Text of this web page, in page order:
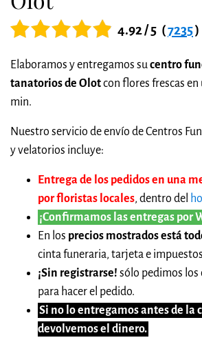
4.92 / 5 (7235)
Elaboramos y entregamos sucentro
tanatorios de Olotcon flores frescas en
min.
Nuestro servicio de envío de Centros
y velatorios incluye:
Entrega de los pedidos en una
por floristas locales, dentro del
¡Confirmamos las entregas por
En los precios mostrados está
cinta funeraria, tarjeta e
¡Sin registrarse! sólo pedimos los
para hacer el pedido.
Si no lo entregamos antes de la
devolvemos el dinero.